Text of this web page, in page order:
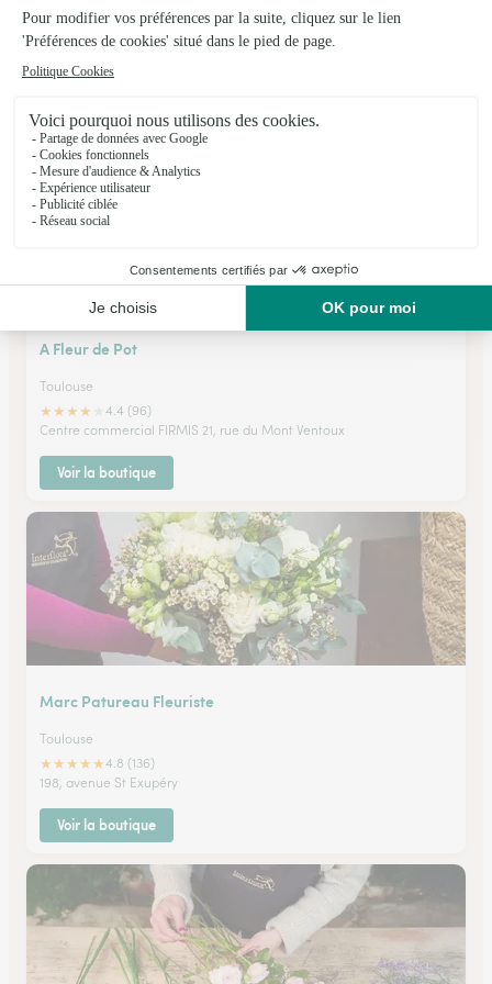
Belberaud
3 chemin de Pompertuzat
Voir la boutique
A Fleur de Pot
Toulouse
★★★★
4.4 (96)
Centre commercial FIRMIS 21, rue du Mont Ventoux
Voir la boutique
Marc Patureau Fleuriste
Toulouse
★★★★★4.8 (136)
198, avenue St Exupéry
Voir la boutique